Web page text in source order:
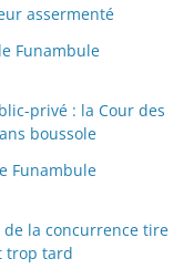
assermenté
Funambule
privé : la Cour des
boussole
Funambule
de la concurrence tire
trop tard